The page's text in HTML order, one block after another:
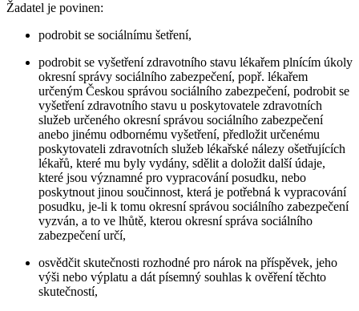
Žadatel je povinen:
podrobit se sociálnímu šetření,
podrobit se vyšetření zdravotního stavu lékařem plnícím úkoly
okresní správy sociálního zabezpečení, popř. lékařem
určeným Českou správou sociálního zabezpečení, podrobit se
vyšetření zdravotního stavu u poskytovatele zdravotních
služeb určeného okresní správou sociálního zabezpečení
anebo jinému odbornému vyšetření, předložit určenému
poskytovateli zdravotních služeb lékařské nálezy ošetřujících
lékařů, které mu byly vydány, sdělit a doložit další údaje,
které jsou významné pro vypracování posudku, nebo
poskytnout jinou součinnost, která je potřebná k vypracování
posudku, je-li k tomu okresní správou sociálního zabezpečení
vyzván, a to ve lhůtě, kterou okresní správa sociálního
zabezpečení určí,
osvědčit skutečnosti rozhodné pro nárok na příspěvek, jeho
výši nebo výplatu a dát písemný souhlas k ověření těchto
skutečností,